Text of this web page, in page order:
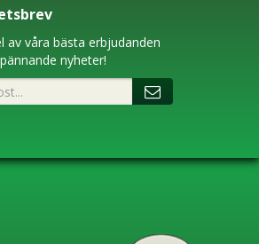
av våra bästa erbjudanden
nyheter!